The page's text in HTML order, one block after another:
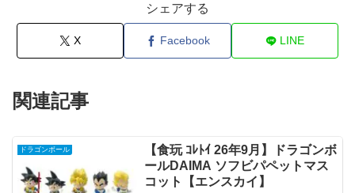
シェアする
X Facebook LINE
関連記事
ドラゴンボール
【食玩 ｺﾚﾄｲ 26年9月】ドラゴンボ
ールDAIMA ソフビパペットマス
コット【エンスカイ】